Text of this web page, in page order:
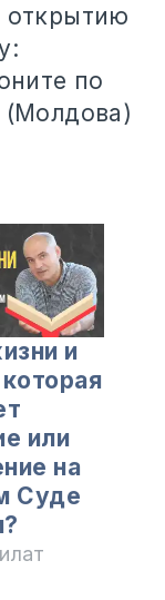
открытию
по
(Молдова)
и
или
на
Суде